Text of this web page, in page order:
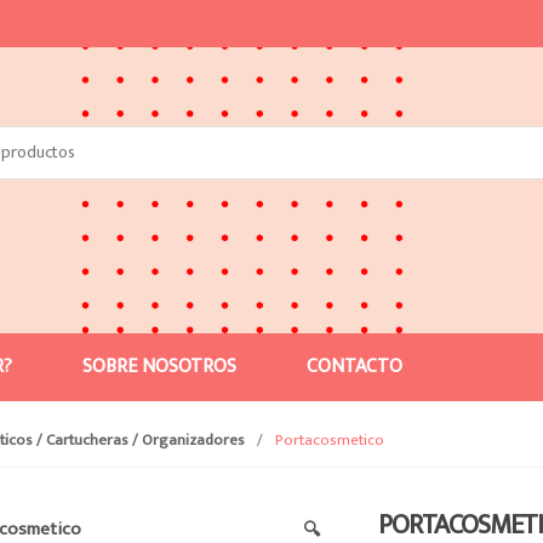
SOBRE NOSOTROS CONTACTO
/ Cartucheras / Organizadores / Portacosmetico
🔍